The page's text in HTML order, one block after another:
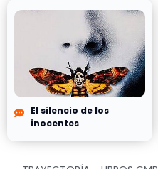
El silencio de los
inocentes